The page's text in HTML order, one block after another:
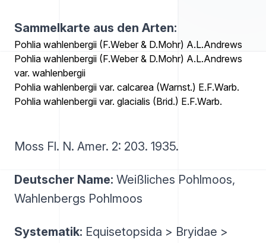
Sammelkarte aus den Arten:
Pohlia wahlenbergii (F.Weber & D.Mohr) A.L.Andrews
Pohlia wahlenbergii (F.Weber & D.Mohr) A.L.Andrews
var. wahlenbergii
Pohlia wahlenbergii var. calcarea (Warnst.) E.F.Warb.
Pohlia wahlenbergii var. glacialis (Brid.) E.F.Warb.
Moss Fl. N. Amer. 2: 203. 1935.
Deutscher Name: Weißliches Pohlmoos,
Wahlenbergs Pohlmoos
Systematik: Equisetopsida > Bryidae >